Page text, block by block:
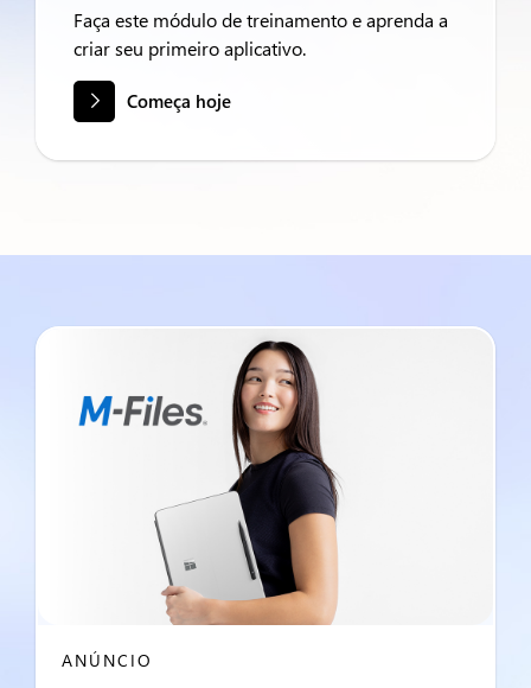
Faça este módulo de treinamento e aprenda a
criar seu primeiro aplicativo.
Começa hoje
ANÚNCIO